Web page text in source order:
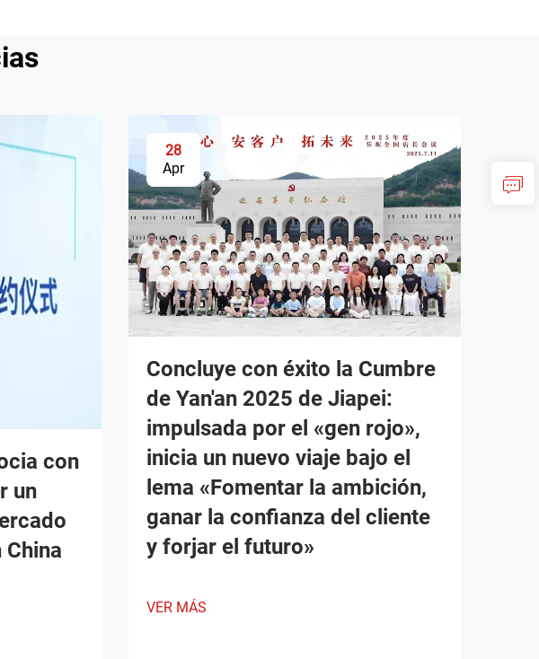
con
un
China
28
Apr
Concluye con éxito la Cumbre
de Yan'an 2025 de Jiapei:
impulsada por el «gen rojo»,
inicia un nuevo viaje bajo el
lema «Fomentar la ambición,
ganar la confianza del cliente
y forjar el futuro»
VER MÁS